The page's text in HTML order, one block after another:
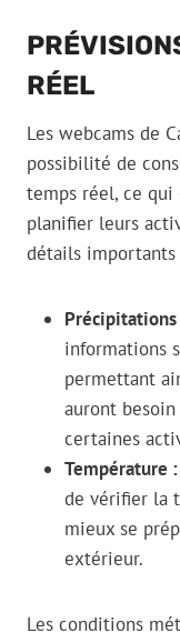
RÉEL
Les webcams de
possibilité de
temps réel, ce
planifier leurs
détails
informations
permettant
auront besoin
certaines
Température :
de vérifier la
mieux se
extérieur.
Les conditions